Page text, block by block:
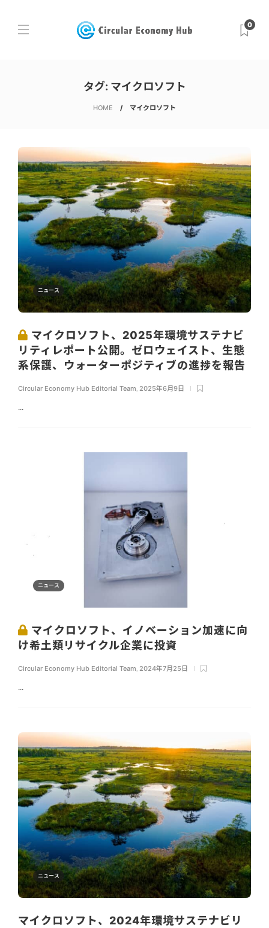
0
タグ: マイクロソフト
HOME マイクロソフト
ニュース
マイクロソフト、2025年環境サステナビ
リティレポート公開。ゼロウェイスト、生態
系保護、ウォーターポジティブの進捗を報告
Circular Economy Hub Editorial Team, 2025年6月9日
...
ニュース
マイクロソフト、イノベーション加速に向
け希土類リサイクル企業に投資
Circular Economy Hub Editorial Team, 2024年7月25日
...
ニュース
マイクロソフト、2024年環境サステナビリ